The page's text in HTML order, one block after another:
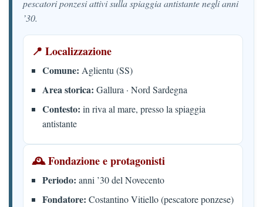
pescatori ponzesi attivi sulla spiaggia antistante negli anni
’30.
📍 Localizzazione
Comune: Aglientu (SS)
Area storica: Gallura · Nord Sardegna
Contesto: in riva al mare, presso la spiaggia
antistante
🕰️ Fondazione e protagonisti
Periodo: anni ’30 del Novecento
Fondatore: Costantino Vitiello (pescatore ponzese)